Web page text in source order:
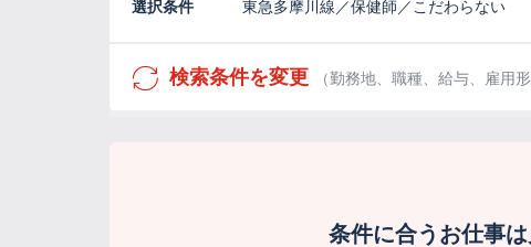
選択条件 東急多摩川線／保健師／こだわらない
検索条件を変更 （勤務地、職種、給与、雇用
条件に合うお仕事は